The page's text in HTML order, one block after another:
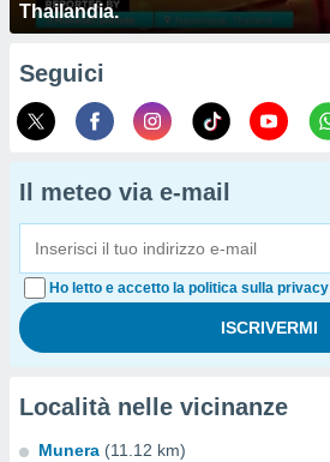
Thailandia.
Seguici
Il meteo via e-mail
Ho letto e accetto la politica sulla privacy
Località nelle vicinanze
Munera (11.12 km)